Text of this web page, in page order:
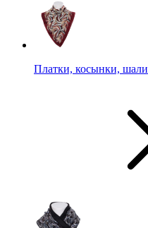
Платки, косынки, шали